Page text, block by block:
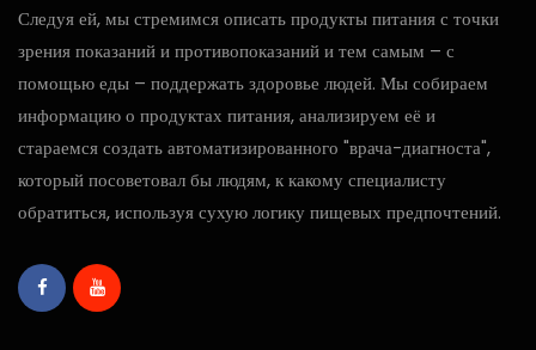
Следуя ей, мы стремимся описать продукты питания с точки
зрения показаний и противопоказаний и тем самым – с
помощью еды – поддержать здоровье людей. Мы собираем
информацию о продуктах питания, анализируем её и
стараемся создать автоматизированного "врача-диагноста",
который посоветовал бы людям, к какому специалисту
обратиться, используя сухую логику пищевых предпочтений.